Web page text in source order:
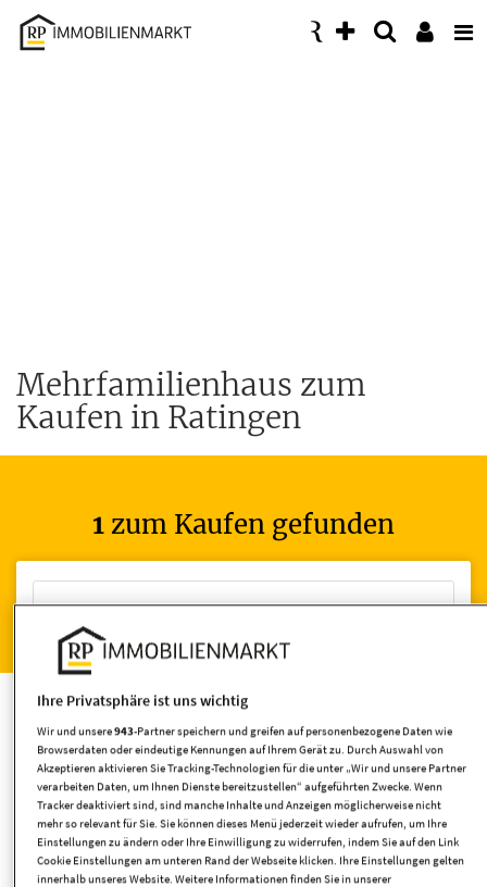
Accessibility
Modus
Mehrfamilienhaus zum
Kaufen in Ratingen
1 zum Kaufen gefunden
Wohnen
Häuser kaufen
Umkreis
Ihre Privatsphäre ist uns wichtig
Wir und unsere943-Partner speichern und greifen auf personenbezogene Daten wie
Browserdaten oder eindeutige Kennungen auf Ihrem Gerät zu. Durch Auswahl von
Akzeptieren aktivieren Sie Tracking-Technologien für die unter „Wir und unsere Partner
verarbeiten Daten, um Ihnen Dienste bereitzustellen“ aufgeführten Zwecke. Wenn
Tracker deaktiviert sind, sind manche Inhalte und Anzeigen möglicherweise nicht
mehr so relevant für Sie. Sie können dieses Menü jederzeit wieder aufrufen, um Ihre
Einstellungen zu ändern oder Ihre Einwilligung zu widerrufen, indem Sie auf den Link
Cookie Einstellungen am unteren Rand der Webseite klicken. Ihre Einstellungen gelten
innerhalb unseres Website. Weitere Informationen finden Sie in unserer